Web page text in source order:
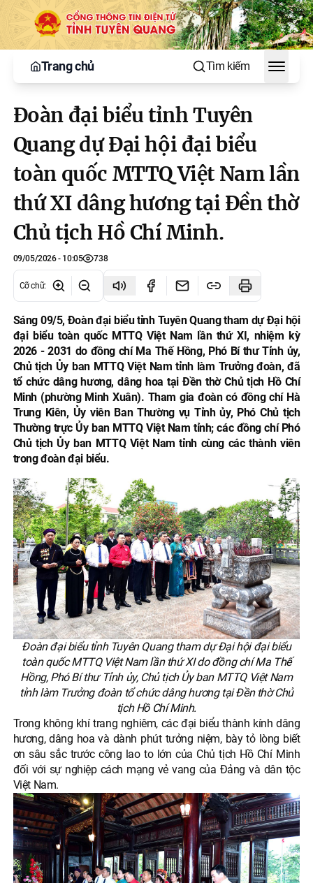
Trang chủ Tìm kiếm
Toggle
Đoàn đại biểu tỉnh Tuyên
Quang dự Đại hội đại biểu
toàn quốc MTTQ Việt Nam lần
thứ XI dâng hương tại Đền thờ
Chủ tịch Hồ Chí Minh.
09/05/2026 - 10:05 738
Cỡ chữ:
Sáng 09/5, Đoàn đại biểu tỉnh Tuyên Quang tham dự Đại hội
đại biểu toàn quốc MTTQ Việt Nam lần thứ XI, nhiệm kỳ
2026 - 2031 do đồng chí Ma Thế Hồng, Phó Bí thư Tỉnh ủy,
Chủ tịch Ủy ban MTTQ Việt Nam tỉnh làm Trưởng đoàn, đã
tổ chức dâng hương, dâng hoa tại Đền thờ Chủ tịch Hồ Chí
Minh (phường Minh Xuân). Tham gia đoàn có đồng chí Hà
Trung Kiên, Ủy viên Ban Thường vụ Tỉnh ủy, Phó Chủ tịch
Thường trực Ủy ban MTTQ Việt Nam tỉnh; các đồng chí Phó
Chủ tịch Ủy ban MTTQ Việt Nam tỉnh cùng các thành viên
trong đoàn đại biểu.
Đoàn đại biểu tỉnh Tuyên Quang tham dự Đại hội đại biểu
toàn quốc MTTQ Việt Nam lần thứ XI do đồng chí Ma Thế
Hồng, Phó Bí thư Tỉnh ủy, Chủ tịch Ủy ban MTTQ Việt Nam
tỉnh làm Trưởng đoàn tổ chức dâng hương tại Đền thờ Chủ
tịch Hồ Chí Minh.
Trong không khí trang nghiêm, các đại biểu thành kính dâng
hương, dâng hoa và dành phút tưởng niệm, bày tỏ lòng biết
ơn sâu sắc trước công lao to lớn của Chủ tịch Hồ Chí Minh
đối với sự nghiệp cách mạng vẻ vang của Đảng và dân tộc
Việt Nam.